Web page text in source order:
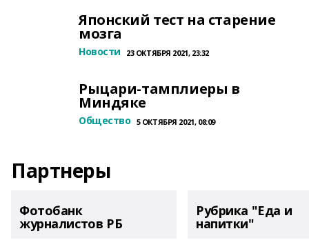
Японский тест на старение
мозга
Новости 23 ОКТЯБРЯ 2021, 23:32
Рыцари-тамплиеры в
Миндяке
Общество 5 ОКТЯБРЯ 2021, 08:09
Партнеры
Фотобанк
журналистов РБ
Рубрика "Еда и
напитки"